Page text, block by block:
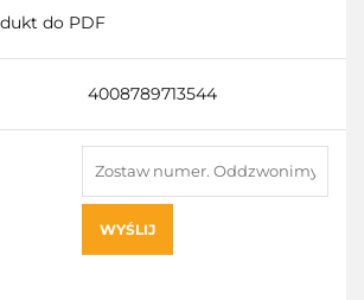
do PDF
4008789713544
WYŚLIJ